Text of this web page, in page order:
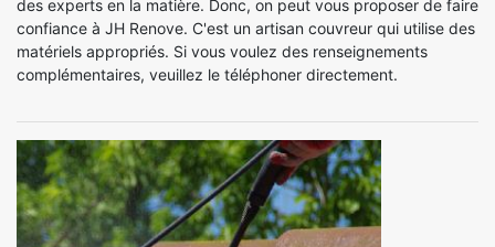
des experts en la matière. Donc, on peut vous proposer de faire
confiance à JH Renove. C'est un artisan couvreur qui utilise des
matériels appropriés. Si vous voulez des renseignements
complémentaires, veuillez le téléphoner directement.